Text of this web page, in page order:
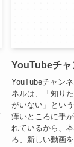
YouTubeチャ
YouTubeチャン
ネルは、「知り
がいない」とい
痒いところに手
れているから、
ろ、新しい動画